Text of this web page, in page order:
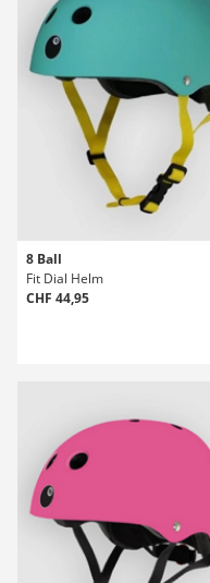
8 Ball
Fit Dial Helm
CHF 44,95